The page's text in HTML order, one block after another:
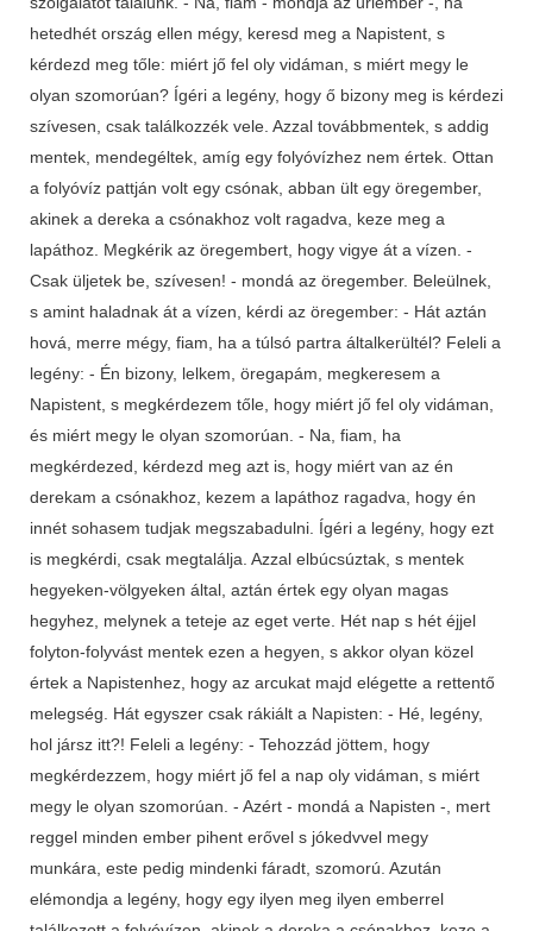
hetedhét ország ellen mégy, keresd meg a Napistent, s
kérdezd meg tőle: miért jő fel oly vidáman, s miért megy le
olyan szomorúan? Ígéri a legény, hogy ő bizony meg is kérdezi
szívesen, csak találkozzék vele. Azzal továbbmentek, s addig
mentek, mendegéltek, amíg egy folyóvízhez nem értek. Ottan
a folyóvíz pattján volt egy csónak, abban ült egy öregember,
akinek a dereka a csónakhoz volt ragadva, keze meg a
lapáthoz. Megkérik az öregembert, hogy vigye át a vízen. -
Csak üljetek be, szívesen! - mondá az öregember. Beleülnek,
s amint haladnak át a vízen, kérdi az öregember: - Hát aztán
hová, merre mégy, fiam, ha a túlsó partra általkerültél? Feleli a
legény: - Én bizony, lelkem, öregapám, megkeresem a
Napistent, s megkérdezem tőle, hogy miért jő fel oly vidáman,
és miért megy le olyan szomorúan. - Na, fiam, ha
megkérdezed, kérdezd meg azt is, hogy miért van az én
derekam a csónakhoz, kezem a lapáthoz ragadva, hogy én
innét sohasem tudjak megszabadulni. Ígéri a legény, hogy ezt
is megkérdi, csak megtalálja. Azzal elbúcsúztak, s mentek
hegyeken-völgyeken által, aztán értek egy olyan magas
hegyhez, melynek a teteje az eget verte. Hét nap s hét éjjel
folyton-folyvást mentek ezen a hegyen, s akkor olyan közel
értek a Napistenhez, hogy az arcukat majd elégette a rettentő
melegség. Hát egyszer csak rákiált a Napisten: - Hé, legény,
hol jársz itt?! Feleli a legény: - Tehozzád jöttem, hogy
megkérdezzem, hogy miért jő fel a nap oly vidáman, s miért
megy le olyan szomorúan. - Azért - mondá a Napisten -, mert
reggel minden ember pihent erővel s jókedvvel megy
munkára, este pedig mindenki fáradt, szomorú. Azután
elémondja a legény, hogy egy ilyen meg ilyen emberrel